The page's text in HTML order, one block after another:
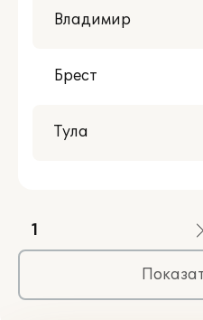
Владимир
Брест
Тула
1